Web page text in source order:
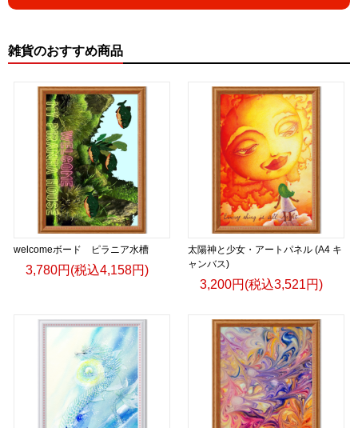
小説 [刺すように燃えるような眼差しは] -Version1.
＜著者:挿画作成＞ 凛々風 猛 -リリカゼタケル
日本語版: https://amzn.asia/d/fMWTZVg
小説 [刺すように燃えるような眼差しは] -Version2.
挿画&グッズカタログ <デザイン画集:BEST版>
＜著者:絵本/挿画作成＞ 凛々風 猛 -リリカゼタケル
日本語版: https://amzn.asia/d/hMo8oB0
▶︎小説 [刺すように燃えるような眼差しは]
-Comics Style Version.
挿画&グッズカタログ <デザイン画集:BEST版>
＜著者/絵本:挿画作成＞ 凛々風 猛 -リリカゼタケル
日本語版: https://amzn.asia/d/gPVyU1t
＿＿＿＿＿＿＿＿＿＿＿＿＿＿＿＿＿＿＿＿＿＿
▶︎SUZURI https://suzuri.jp/ririkazetakeru
▶︎UP-T up-t.jp/creator/66b9c067ae64e
▶︎GICLEEPOD
https://gicleepod.com/store/artist-ririkazetakeru
雑貨のおすすめ商品
welcomeボード ピラニア水槽
3,780円(税込4,158円)
太陽神と少女・アートパネル (A4 キ
ャンバス)
3,200円(税込3,521円)